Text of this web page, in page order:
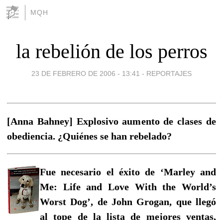
MQH
la rebelión de los perros
23 DE FEBRERO DE 2006 - 13:41 - REPORTAJES
[Anna Bahney] Explosivo aumento de clases de
obediencia. ¿Quiénes se han rebelado?
Fue necesario el éxito de ‘Marley and
Me: Life and Love With the World’s
Worst Dog’, de John Grogan, que llegó
al tope de la lista de mejores ventas,